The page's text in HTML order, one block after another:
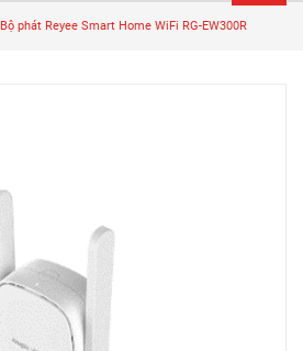
Bộ phát Reyee Smart Home WiFi RG-EW300R